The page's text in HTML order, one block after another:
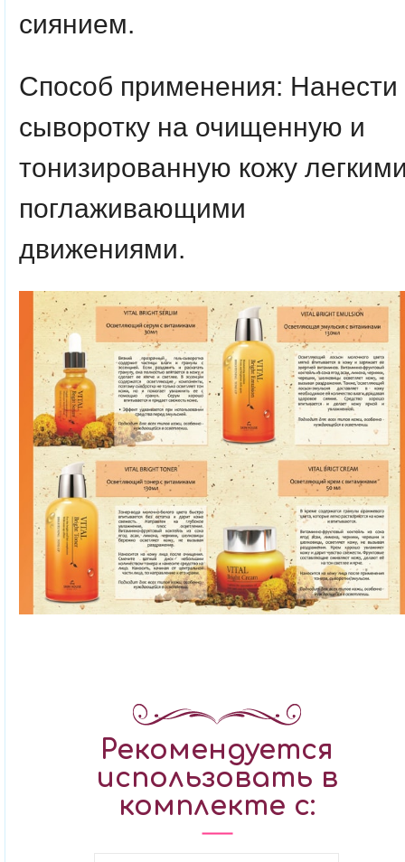
сиянием.
Способ применения: Нанести
сыворотку на очищенную и
тонизированную кожу
поглаживающими
движениями.
Рекомендуется
использовать в
комплекте с: